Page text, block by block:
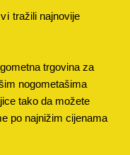
tražili najnovije
trgovina za
nogometašima
tako da možete
po najnižim cijenama